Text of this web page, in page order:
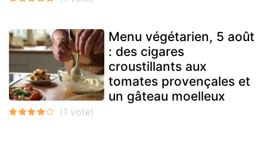
Menu végétarien, 5 août
: des cigares
croustillants aux
tomates provençales et
un gâteau moelleux